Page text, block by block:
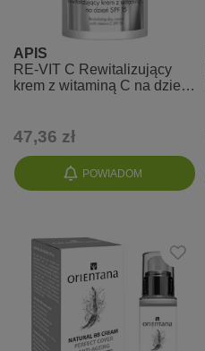
POWIADOM
APIS
RE-VIT C Rewitalizujący
krem z witaminą C na dzien
47,36 zł